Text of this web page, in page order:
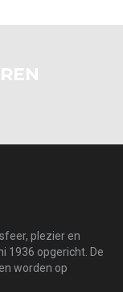
plezier en
1936 opgericht. De
worden op